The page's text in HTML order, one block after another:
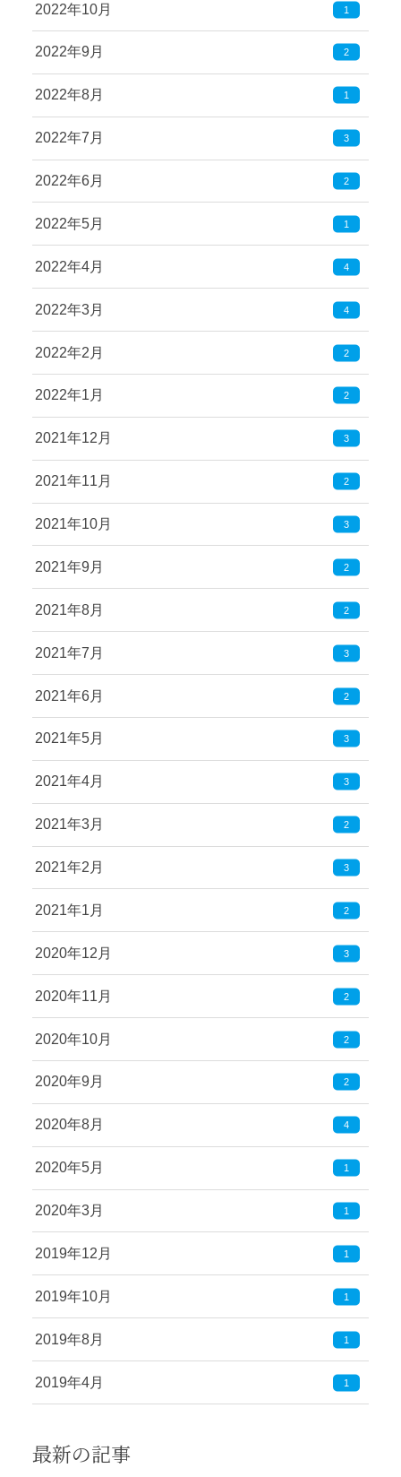
2022年10月 1
2022年9月 2
2022年8月 1
2022年7月 3
2022年6月 2
2022年5月 1
2022年4月 4
2022年3月 4
2022年2月 2
2022年1月 2
2021年12月 3
2021年11月 2
2021年10月 3
2021年9月 2
2021年8月 2
2021年7月 3
2021年6月 2
2021年5月 3
2021年4月 3
2021年3月 2
2021年2月 3
2021年1月 2
2020年12月 3
2020年11月 2
2020年10月 2
2020年9月 2
2020年8月 4
2020年5月 1
2020年3月 1
2019年12月 1
2019年10月 1
2019年8月 1
2019年4月 1
最新の記事